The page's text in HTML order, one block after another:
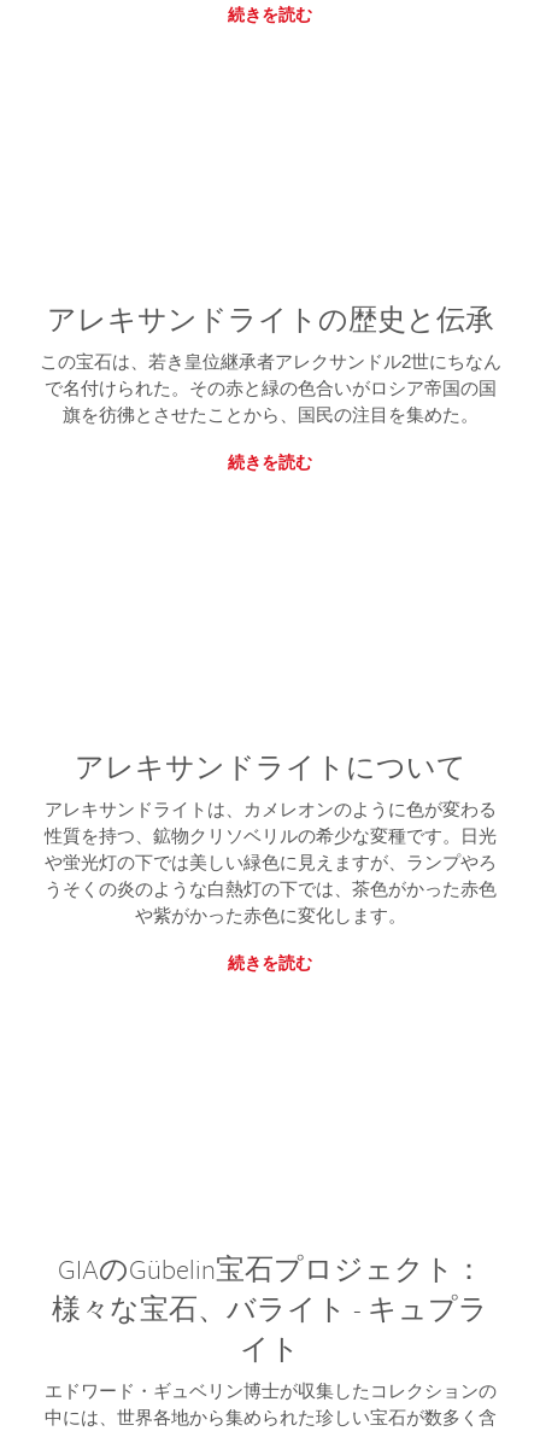
続きを読む
アレキサンドライトの歴史と伝承
この宝石は、若き皇位継承者アレクサンドル2世にちなん
で名付けられた。その赤と緑の色合いがロシア帝国の国
旗を彷彿とさせたことから、国民の注目を集めた。
続きを読む
アレキサンドライトについて
アレキサンドライトは、カメレオンのように色が変わる
性質を持つ、鉱物クリソベリルの希少な変種です。日光
や蛍光灯の下では美しい緑色に見えますが、ランプやろ
うそくの炎のような白熱灯の下では、茶色がかった赤色
や紫がかった赤色に変化します。
続きを読む
GIAのGübelin宝石プロジェクト：
様々な宝石、バライト - キュプラ
イト
エドワード・ギュベリン博士が収集したコレクションの
中には、世界各地から集められた珍しい宝石が数多く含